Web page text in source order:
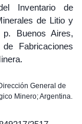
Inventario de
de Litio y
Buenos Aires,
Fabricaciones
General de
Minero; Argentina.